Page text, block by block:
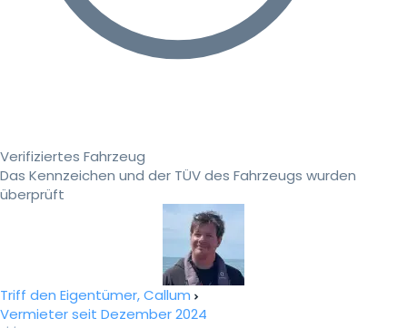
Verifiziertes Fahrzeug
Das Kennzeichen und der TÜV des Fahrzeugs wurden
überprüft
Triff den Eigentümer, Callum
Vermieter seit Dezember 2024